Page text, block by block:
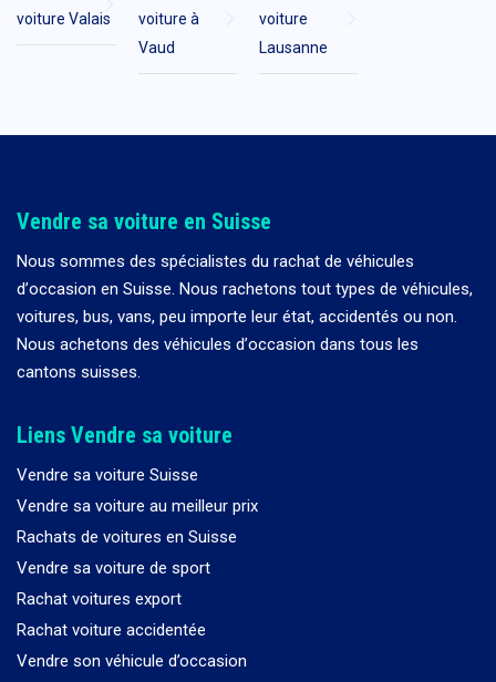
voiture Valais
voiture à
Vaud
voiture
Lausanne
Vendre sa voiture en Suisse
Nous sommes des spécialistes du rachat de véhicules
d’occasion en Suisse. Nous rachetons tout types de véhicules,
voitures, bus, vans, peu importe leur état, accidentés ou non.
Nous achetons des véhicules d’occasion dans tous les
cantons suisses.
Liens Vendre sa voiture
Vendre sa voiture Suisse
Vendre sa voiture au meilleur prix
Rachats de voitures en Suisse
Vendre sa voiture de sport
Rachat voitures export
Rachat voiture accidentée
Vendre son véhicule d’occasion